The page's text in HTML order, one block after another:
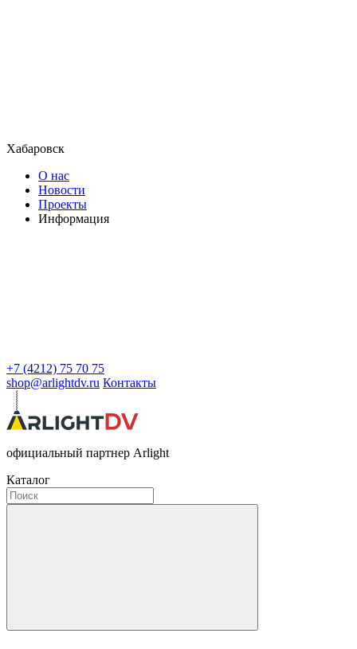
Хабаровск
О нас
Новости
Проекты
Информация
+7 (4212) 75 70 75
shop@arlightdv.ru Контакты
официальный партнер Arlight
Каталог